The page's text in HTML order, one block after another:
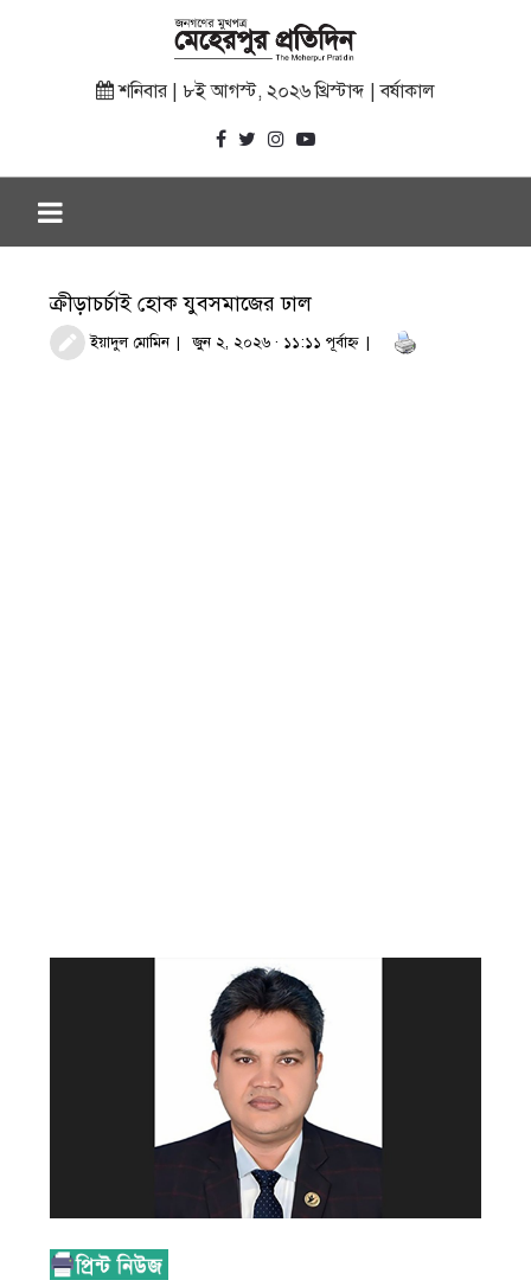
শনিবার | ৮ই আগস্ট, ২০২৬ খ্রিস্টাব্দ | বর্ষাকাল
ক্রীড়াচর্চাই হোক যুবসমাজের ঢাল
ইয়াদুল মোমিন জুন ২, ২০২৬ · ১১:১১ পূর্বাহ্ণ